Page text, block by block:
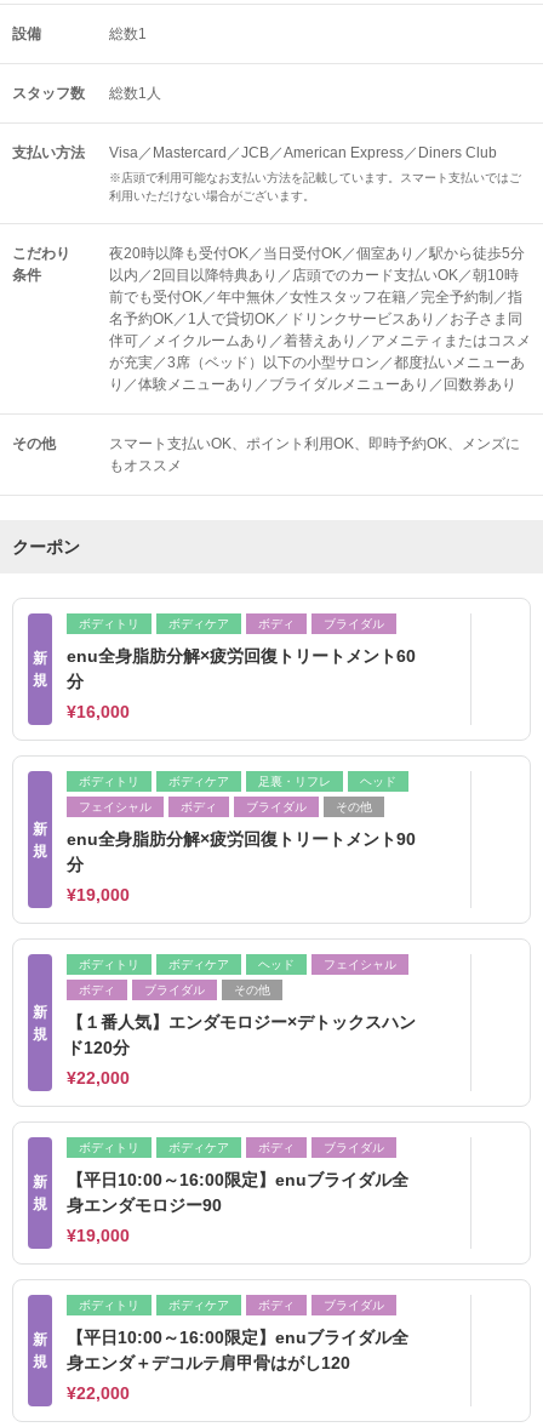
設備 総数1
スタッフ数 総数1人
支払い方法 Visa／Mastercard／JCB／American Express／Diners Club
※店頭で利用可能なお支払い方法を記載しています。スマート支払いではご
利用いただけない場合がございます。
こだわり
条件
夜20時以降も受付OK／当日受付OK／個室あり／駅から徒歩5分
以内／2回目以降特典あり／店頭でのカード支払いOK／朝10時
前でも受付OK／年中無休／女性スタッフ在籍／完全予約制／指
名予約OK／1人で貸切OK／ドリンクサービスあり／お子さま同
伴可／メイクルームあり／着替えあり／アメニティまたはコスメ
が充実／3席（ベッド）以下の小型サロン／都度払いメニューあ
り／体験メニューあり／ブライダルメニューあり／回数券あり
その他 スマート支払いOK ポイント利用OK 即時予約OK
メンズに
もオススメ
クーポン
新
規
ボディトリ ボディケア ボディ ブライダル
enu全身脂肪分解×疲労回復トリートメント60
分
¥16,000
新
規
ボディトリ ボディケア 足裏・リフレ
ヘッド
フェイシャル
ボディ ブライダル その他
enu全身脂肪分解×疲労回復トリートメント90
分
¥19,000
新
規
ボディトリ ボディケア ヘッド
フェイシャル
ボディ
ブライダル その他
【１番人気】エンダモロジー×デトックスハン
ド120分
¥22,000
新
規
ボディトリ ボディケア ボディ ブライダル
【平日10:00～16:00限定】enuブライダル全
身エンダモロジー90
¥19,000
新
規
ボディトリ ボディケア ボディ ブライダル
【平日10:00～16:00限定】enuブライダル全
身エンダ＋デコルテ肩甲骨はがし120
¥22,000